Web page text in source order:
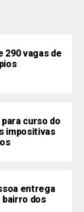
290 vagas de
curso do
impositivas
entrega
bairro dos